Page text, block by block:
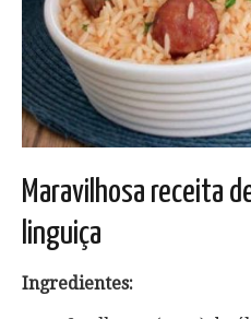
Maravilhosa receita
linguiça
Ingredientes: